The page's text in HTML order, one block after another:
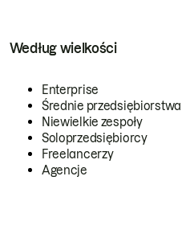
Według wielkości
Enterprise
Średnie przedsiębiorstwa
Niewielkie zespoły
Soloprzedsiębiorcy
Freelancerzy
Agencje